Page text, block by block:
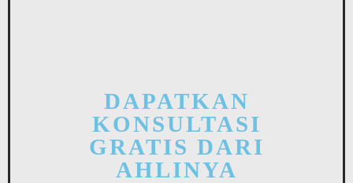
DAPATKAN
KONSULTASI
GRATIS DARI
AHLINYA